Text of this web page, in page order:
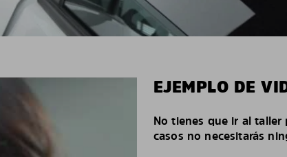
EJEMPLO DE
No tienes que ir al taller
casos no necesitarás